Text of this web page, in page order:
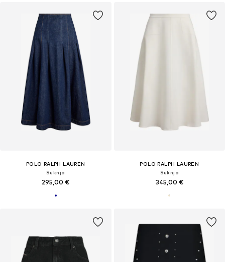
POLO RALPH LAUREN
Suknja
295,00 €
POLO RALPH LAUREN
Suknja
345,00 €